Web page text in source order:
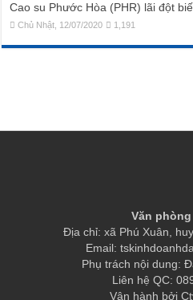
Cao su Phước Hòa (PHR) lãi đột
Chủ Nhật, 12/07/2020 1,191
Văn
Địa chỉ: xã Phú Xuân,
Email:
Phụ trách nội dung:
Liên hệ QC:
Vận hành bởi